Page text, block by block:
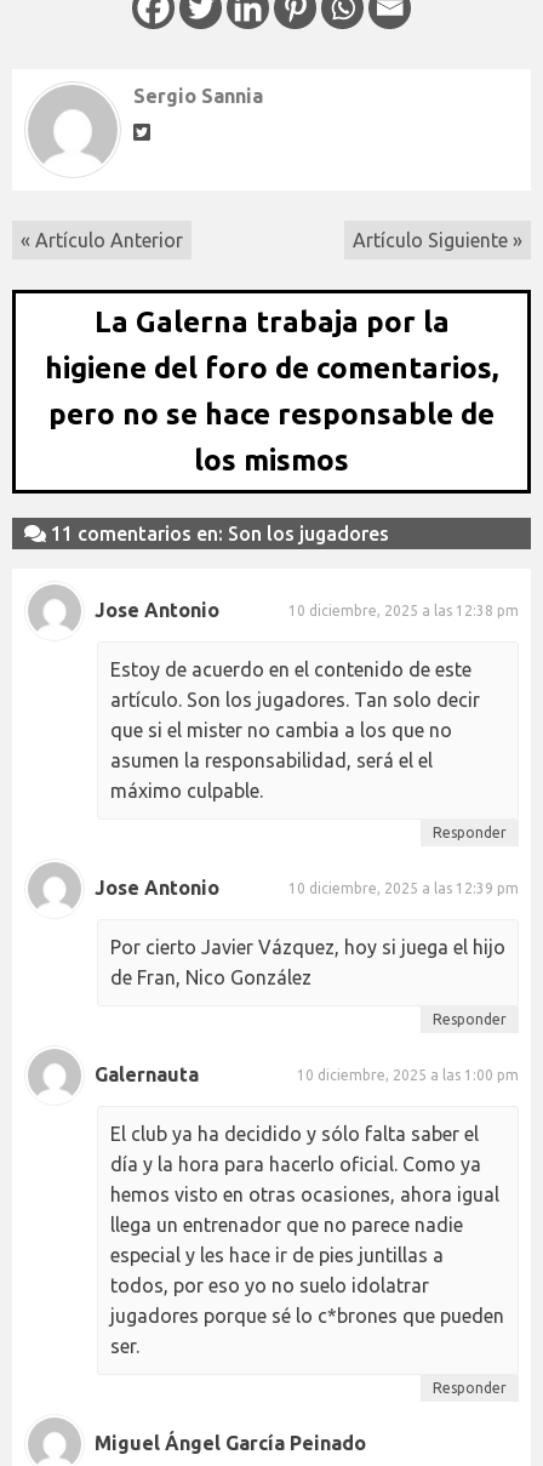
Sergio Sannia
« Artículo Anterior Artículo Siguiente »
La Galerna trabaja por la
higiene del foro de comentarios,
pero no se hace responsable de
los mismos
11 comentarios en: Son los jugadores
Jose Antonio 10 diciembre, 2025 a las 12:38 pm
Estoy de acuerdo en el contenido de este
artículo. Son los jugadores. Tan solo decir
que si el mister no cambia a los que no
asumen la responsabilidad, será el el
máximo culpable.
Responder
Jose Antonio 10 diciembre, 2025 a las 12:39 pm
Por cierto Javier Vázquez, hoy si juega el hijo
de Fran, Nico González
Responder
Galernauta 10 diciembre, 2025 a las 1:00 pm
El club ya ha decidido y sólo falta saber el
día y la hora para hacerlo oficial. Como ya
hemos visto en otras ocasiones, ahora igual
llega un entrenador que no parece nadie
especial y les hace ir de pies juntillas a
todos, por eso yo no suelo idolatrar
jugadores porque sé lo c*brones que pueden
ser.
Responder
Miguel Ángel García Peinado